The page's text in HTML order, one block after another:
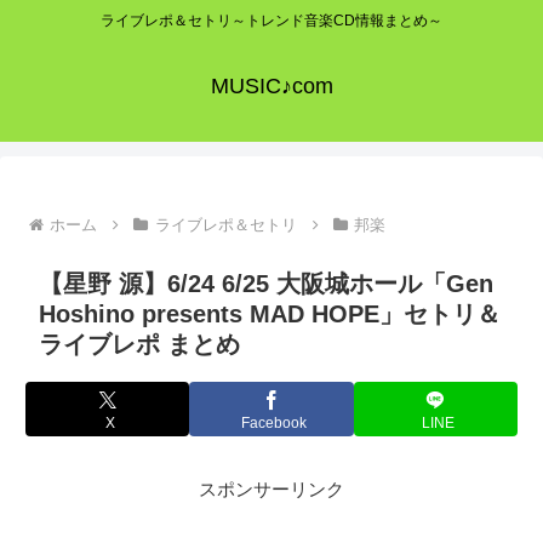
ライブレポ＆セトリ～トレンド音楽CD情報まとめ～
MUSIC♪com
ホーム ライブレポ＆セトリ 邦楽
【星野 源】6/24 6/25 大阪城ホール「Gen
Hoshino presents MAD HOPE」セトリ＆
ライブレポ まとめ
X Facebook LINE
スポンサーリンク